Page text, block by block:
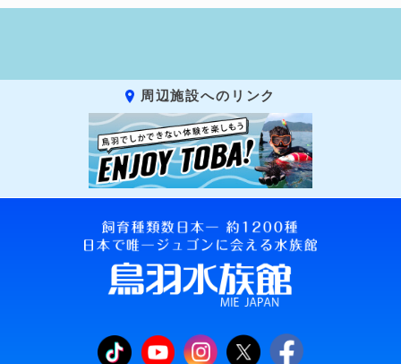
周辺施設へのリンク